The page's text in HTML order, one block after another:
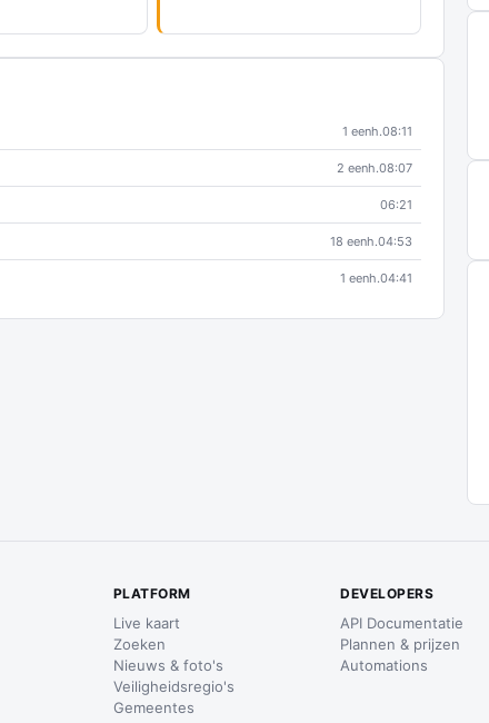
1 eenh.08:11
2 eenh.08:07
06:21
18 eenh.04:53
1 eenh.04:41
PLATFORM
Live kaart
Zoeken
Nieuws & foto's
Veiligheidsregio's
Gemeentes
DEVELOPERS
API Documentatie
Plannen & prijzen
Automations